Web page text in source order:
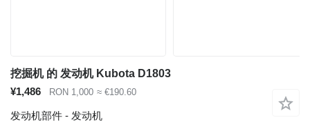
挖掘机 的 发动机 Kubota D1803
¥1,486
RON 1,000 ≈ €190.60
发动机部件 - 发动机